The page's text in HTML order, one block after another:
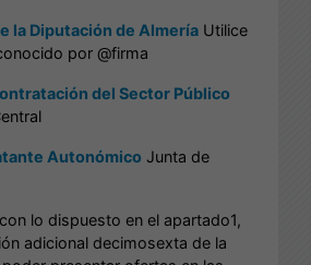
la Diputación de Almería Utilice
por @firma
del Sector Público
Autonómico Junta de
lo dispuesto en el apartado1,
adicional decimosexta de la